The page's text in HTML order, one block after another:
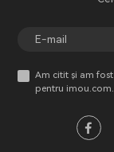
Am citit și am
pentru imou.com.